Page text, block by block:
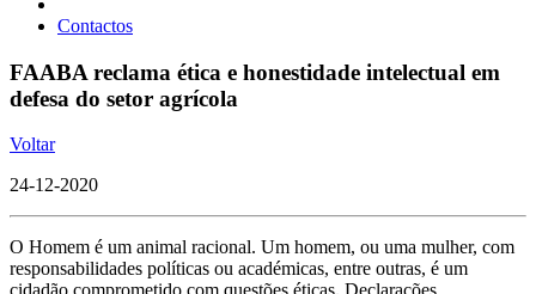
Contactos
FAABA reclama ética e honestidade intelectual em
defesa do setor agrícola
Voltar
24-12-2020
O Homem é um animal racional. Um homem, ou uma mulher, com
responsabilidades políticas ou académicas, entre outras, é um